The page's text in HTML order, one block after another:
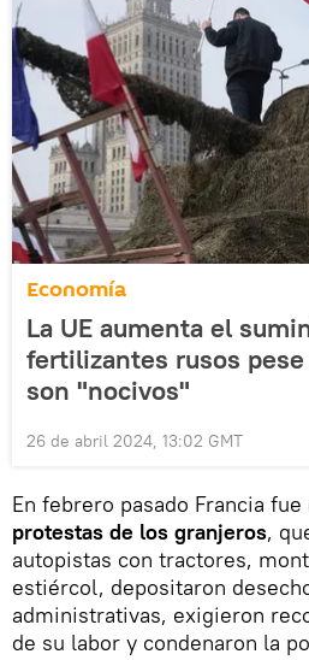
Economía
La UE aumenta el
fertilizantes rusos
son "nocivos"
26 de abril 2024, 13:02 GMT
En febrero pasado Francia
protestas de los granjeros,
autopistas con tractores,
estiércol, depositaron
administrativas, exigieron
de su labor y condenaron la